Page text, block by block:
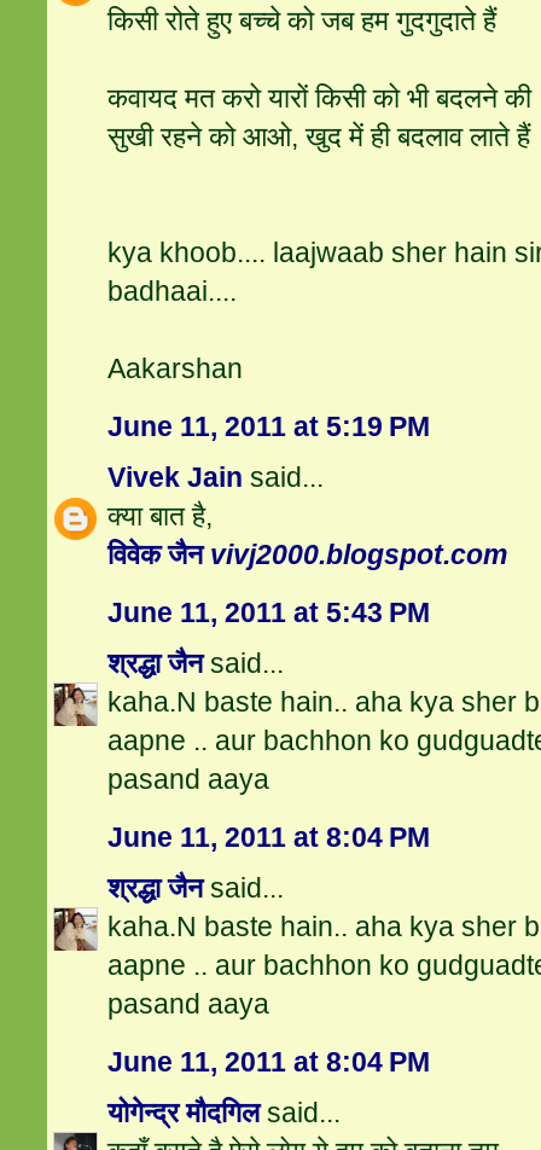
किसी रोते हुए बच्चे को जब हम गुदगुदाते हैं
कवायद मत करो यारों किसी को भी बदलने की
सुखी रहने को आओ, खुद में ही बदलाव लाते हैं
kya khoob.... laajwaab sher hain
badhaai....
Aakarshan
June 11, 2011 at 5:19 PM
Vivek Jain said...
क्या बात है,
विवेक जैनvivj2000.blogspot.com
June 11, 2011 at 5:43 PM
श्रद्धा जैनsaid...
kaha.N baste hain.. aha kya sher
aapne .. aur bachhon ko
pasand aaya
June 11, 2011 at 8:04 PM
श्रद्धा जैनsaid...
kaha.N baste hain.. aha kya sher
aapne .. aur bachhon ko
pasand aaya
June 11, 2011 at 8:04 PM
योगेन्द्र मौदगिलsaid...